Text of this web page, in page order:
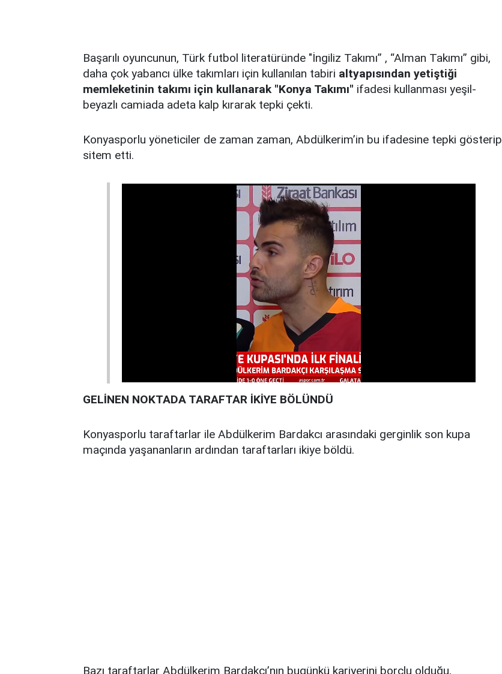
Başarılı oyuncunun, Türk futbol literatüründe "İngiliz Takımı” , “Alman Takımı” gibi,
daha çok yabancı ülke takımları için kullanılan tabiri altyapısından yetiştiği
memleketinin takımı için kullanarak "Konya Takımı" ifadesi kullanması yeşil-
beyazlı camiada adeta kalp kırarak tepki çekti.
Konyasporlu yöneticiler de zaman zaman, Abdülkerim’in bu ifadesine tepki gösterip
sitem etti.
GELİNEN NOKTADA TARAFTAR İKİYE BÖLÜNDÜ
Konyasporlu taraftarlar ile Abdülkerim Bardakcı arasındaki gerginlik son kupa
maçında yaşananların ardından taraftarları ikiye böldü.
Bazı taraftarlar Abdülkerim Bardakcı’nın bugünkü kariyerini borçlu olduğu,